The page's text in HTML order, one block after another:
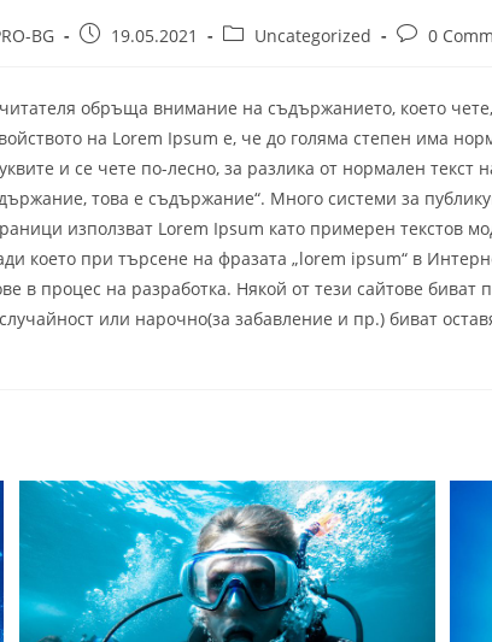
BG
Post 19.05.2021
Post Uncategorized
Post0
обръща внимание на съдържанието, което
на Lorem Ipsum е, че до голяма степен има
и се чете по-лесно, за разлика от нормален текст
това е съдържание“. Много системи за
използват Lorem Ipsum като примерен текстов
което при търсене на фразата „lorem ipsum“ в
в процес на разработка. Някой от тези сайтове биват
или нарочно(за забавление и пр.) биват